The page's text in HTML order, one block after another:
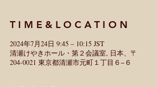
T I M E & L O C A T I O N
2024年7月24日 9:45 – 10:15 JST
清瀬けやきホール・第２会議室, 日本、〒
204-0021 東京都清瀬市元町１丁目６−６